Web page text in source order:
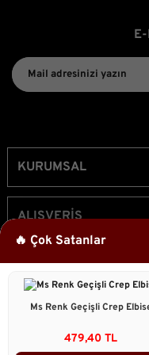
🔥 Çok Satanlar
Ms Renk Geçişli Crep
479,40 TL
KURUMSAL
ALIŞVERİŞ
ÜYELİK